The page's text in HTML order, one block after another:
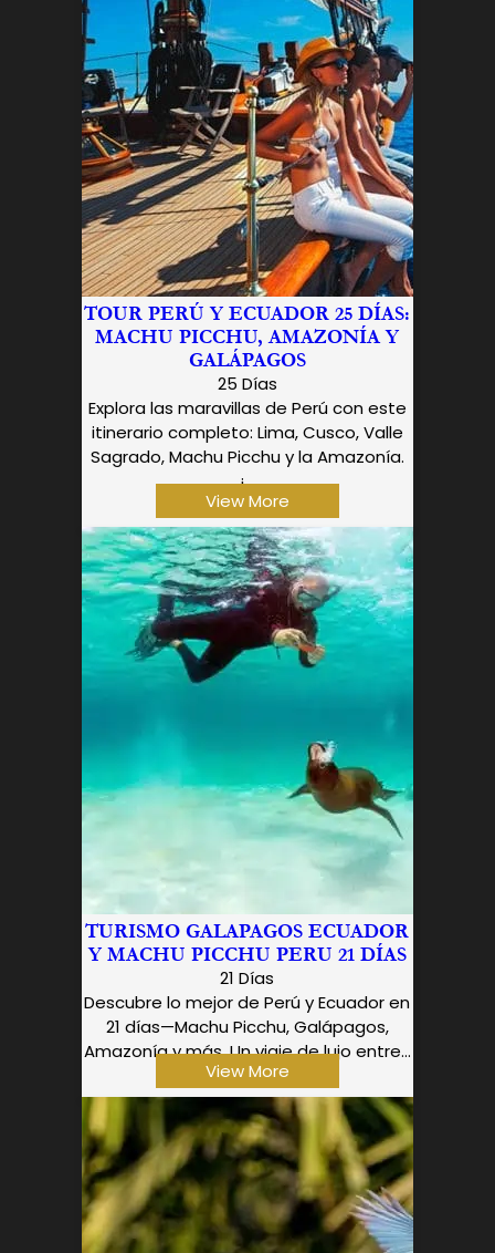
TOUR PERÚ Y ECUADOR 25 DÍAS:
MACHU PICCHU, AMAZONÍA Y
GALÁPAGOS
25 Días
Explora las maravillas de Perú con este
itinerario completo: Lima, Cusco, Valle
Sagrado, Machu Picchu y la Amazonía.
¡...
View More
TURISMO GALAPAGOS ECUADOR
Y MACHU PICCHU PERU 21 DÍAS
21 Días
Descubre lo mejor de Perú y Ecuador en
21 días—Machu Picchu, Galápagos,
Amazonía y más. Un viaje de lujo entre...
View More